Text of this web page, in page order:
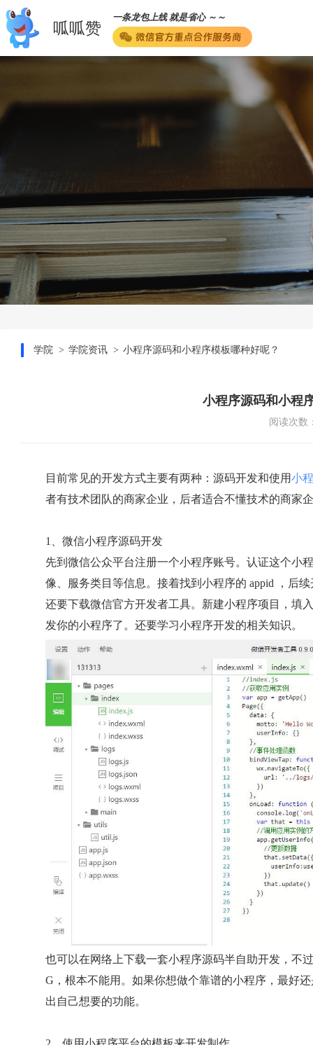
呱呱赞
一条龙包上线 就是省心 ～～
学院 学院资讯 小程序源码和小程序模板哪种好呢？
小程序源码和小程
阅读次数
目前常见的开发方式主要有两种：源码开发和使用小
者有技术团队的商家企业，后者适合不懂技术的商家
1、微信小程序源码开发
先到微信公众平台注册一个小程序账号。认证这个小
像、服务类目等信息。接着找到小程序的 appid ，后
还要下载微信官方开发者工具。新建小程序项目，填
发你的小程序了。还要学习小程序开发的相关知识。
也可以在网络上下载一套小程序源码半自助开发，不
G，根本不能用。如果你想做个靠谱的小程序，最好
出自己想要的功能。